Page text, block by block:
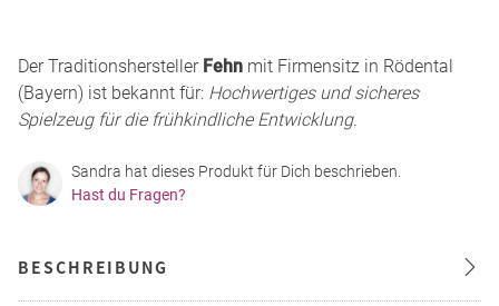
Der Traditionshersteller Fehn mit Firmensitz in Rödental
(Bayern) ist bekannt für: Hochwertiges und sicheres
Spielzeug für die frühkindliche Entwicklung.
Sandra hat dieses Produkt für Dich beschrieben.
Hast du Fragen?
BESCHREIBUNG